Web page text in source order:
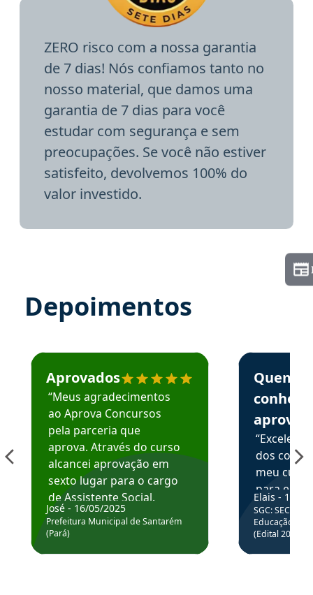
ZERO risco com a nossa garantia
de 7 dias! Nós confiamos tanto no
nosso material, que damos uma
garantia de 7 dias para você
estudar com segurança e sem
preocupações. Se você não estiver
satisfeito, devolvemos 100% do
valor investido.
Depoimentos
Estudante José recomenda o Aprova Concursos em
Aprovados
“Meus agradecimentos
ao Aprova Concursos
pela parceria que
aprova. Através do curso
alcancei aprovação em
sexto lugar para o cargo
de Assistente Social.
Hoje estou atuando na
Prefeitura de Santarém.
José - 16/05/2025
Prefeitura Municipal de Santarém
(Pará)
Estudante
Quem
aprova
dos
meu
para
colocar
através
de
Elais - 15/
SGC: SEC BA
Educação
(Edital